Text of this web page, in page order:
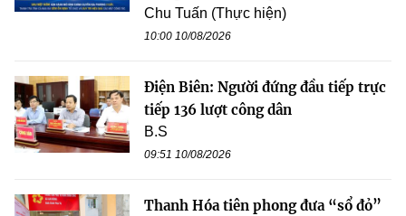
Chu Tuấn (Thực hiện)
10:00 10/08/2026
Điện Biên: Người đứng đầu tiếp trực
tiếp 136 lượt công dân
B.S
09:51 10/08/2026
Thanh Hóa tiên phong đưa “sổ đỏ”